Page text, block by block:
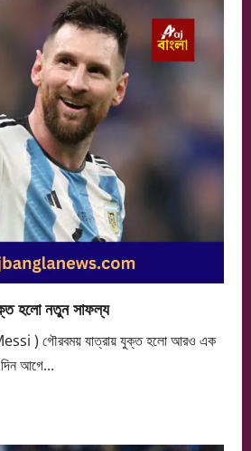
হলো নতুন সাফল্য
) গৌরবময় যাত্রায় যুক্ত হলো আরও এক
আগে...